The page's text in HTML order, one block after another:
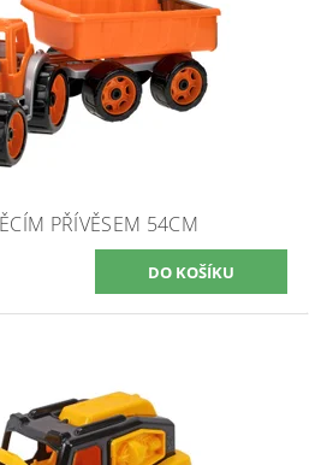
PŘÍVĚSEM 54CM